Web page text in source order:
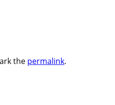
the permalink.